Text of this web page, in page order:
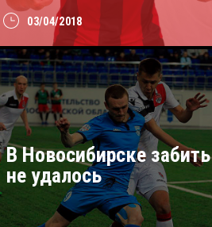
03/04/2018
В Новосибирске забить
не удалось